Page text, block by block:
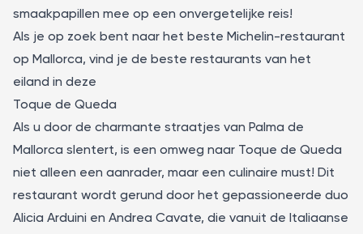
smaakpapillen mee op een onvergetelijke reis!
Als je op zoek bent naar het beste Michelin-restaurant
op Mallorca, vind je de beste restaurants van het
eiland in deze
Toque de Queda
Als u door de charmante straatjes van Palma de
Mallorca slentert, is een omweg naar Toque de Queda
niet alleen een aanrader, maar een culinaire must! Dit
restaurant wordt gerund door het gepassioneerde duo
Alicia Arduini en Andrea Cavate, die vanuit de Italiaanse